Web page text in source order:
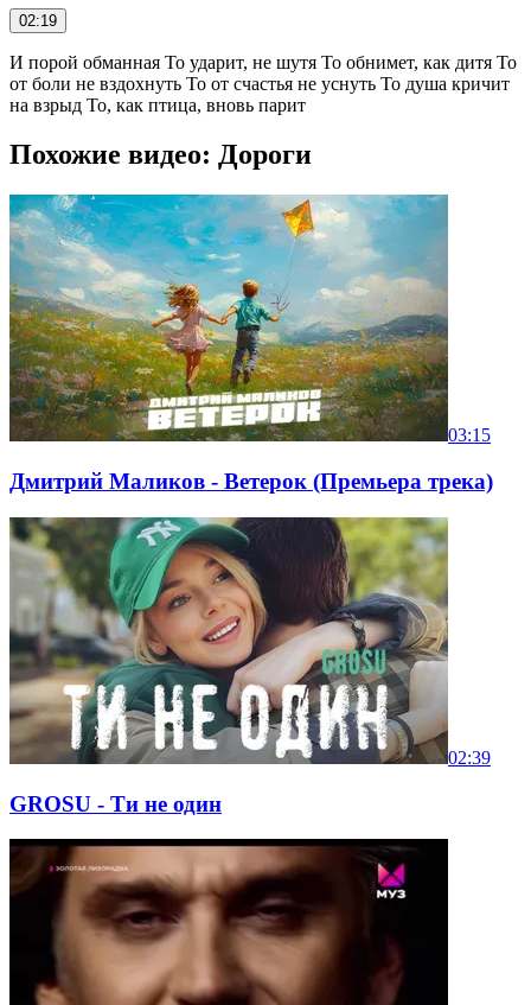
02:19
И порой обманная То ударит, не шутя То обнимет, как дитя То
от боли не вздохнуть То от счастья не уснуть То душа кричит
на взрыд То, как птица, вновь парит
Похожие видео: Дороги
03:15
Дмитрий Маликов - Ветерок (Премьера трека)
02:39
GROSU - Ти не один